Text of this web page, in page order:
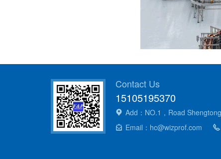
Contact Us
15105195370
Add：NO.1，Road
Email：hc@wizprof.com